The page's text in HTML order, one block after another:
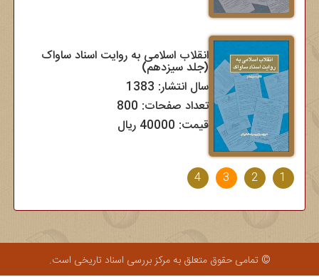
انقلاب اسلامی به روایت اسناد ساواک
(جلد سیزدهم)
سال انتشار: 1383
تعداد صفحات: 800
قیمت: 40000 ریال
1
2
3
4
© تمامی حقوق متعلق به مرکز بررسی اسناد تاریخی است.